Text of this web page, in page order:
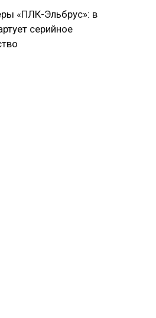
«ПЛК-Эльбрус»: в
серийное